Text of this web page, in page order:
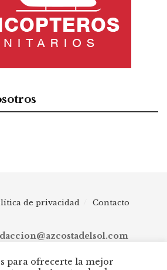
de privacidad Contacto
para ofrecerte la mejor